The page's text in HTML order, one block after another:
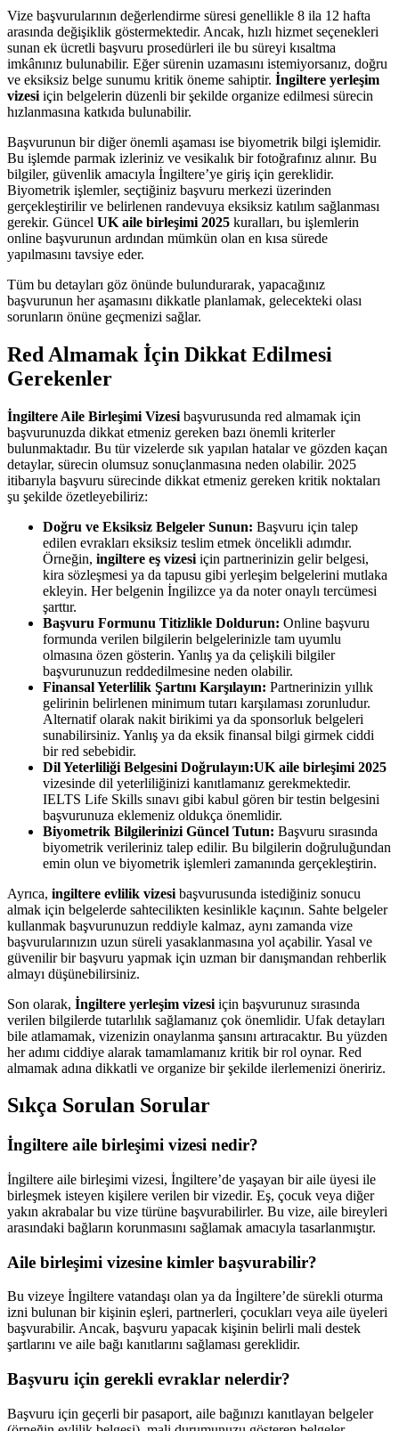
Vize başvurularının değerlendirme süresi genellikle 8 ila 12 hafta
arasında değişiklik göstermektedir. Ancak, hızlı hizmet seçenekleri
sunan ek ücretli başvuru prosedürleri ile bu süreyi kısaltma
imkânınız bulunabilir. Eğer sürenin uzamasını istemiyorsanız, doğru
ve eksiksiz belge sunumu kritik öneme sahiptir. İngiltere yerleşim
vizesi için belgelerin düzenli bir şekilde organize edilmesi sürecin
hızlanmasına katkıda bulunabilir.
Başvurunun bir diğer önemli aşaması ise biyometrik bilgi işlemidir.
Bu işlemde parmak izleriniz ve vesikalık bir fotoğrafınız alınır. Bu
bilgiler, güvenlik amacıyla İngiltere’ye giriş için gereklidir.
Biyometrik işlemler, seçtiğiniz başvuru merkezi üzerinden
gerçekleştirilir ve belirlenen randevuya eksiksiz katılım sağlanması
gerekir. Güncel UK aile birleşimi 2025 kuralları, bu işlemlerin
online başvurunun ardından mümkün olan en kısa sürede
yapılmasını tavsiye eder.
Tüm bu detayları göz önünde bulundurarak, yapacağınız
başvurunun her aşamasını dikkatle planlamak, gelecekteki olası
sorunların önüne geçmenizi sağlar.
Red Almamak İçin Dikkat Edilmesi
Gerekenler
İngiltere Aile Birleşimi Vizesi başvurusunda red almamak için
başvurunuzda dikkat etmeniz gereken bazı önemli kriterler
bulunmaktadır. Bu tür vizelerde sık yapılan hatalar ve gözden kaçan
detaylar, sürecin olumsuz sonuçlanmasına neden olabilir. 2025
itibarıyla başvuru sürecinde dikkat etmeniz gereken kritik noktaları
şu şekilde özetleyebiliriz:
Doğru ve Eksiksiz Belgeler Sunun: Başvuru için talep
edilen evrakları eksiksiz teslim etmek öncelikli adımdır.
Örneğin, ingiltere eş vizesi için partnerinizin gelir belgesi,
kira sözleşmesi ya da tapusu gibi yerleşim belgelerini mutlaka
ekleyin. Her belgenin İngilizce ya da noter onaylı tercümesi
şarttır.
Başvuru Formunu Titizlikle Doldurun: Online başvuru
formunda verilen bilgilerin belgelerinizle tam uyumlu
olmasına özen gösterin. Yanlış ya da çelişkili bilgiler
başvurunuzun reddedilmesine neden olabilir.
Finansal Yeterlilik Şartını Karşılayın: Partnerinizin yıllık
gelirinin belirlenen minimum tutarı karşılaması zorunludur.
Alternatif olarak nakit birikimi ya da sponsorluk belgeleri
sunabilirsiniz. Yanlış ya da eksik finansal bilgi girmek ciddi
bir red sebebidir.
Dil Yeterliliği Belgesini Doğrulayın:UK aile birleşimi 2025
vizesinde dil yeterliliğinizi kanıtlamanız gerekmektedir.
IELTS Life Skills sınavı gibi kabul gören bir testin belgesini
başvurunuza eklemeniz oldukça önemlidir.
Biyometrik Bilgilerinizi Güncel Tutun: Başvuru sırasında
biyometrik verileriniz talep edilir. Bu bilgilerin doğruluğundan
emin olun ve biyometrik işlemleri zamanında gerçekleştirin.
Ayrıca, ingiltere evlilik vizesi başvurusunda istediğiniz sonucu
almak için belgelerde sahtecilikten kesinlikle kaçının. Sahte belgeler
kullanmak başvurunuzun reddiyle kalmaz, aynı zamanda vize
başvurularınızın uzun süreli yasaklanmasına yol açabilir. Yasal ve
güvenilir bir başvuru yapmak için uzman bir danışmandan rehberlik
almayı düşünebilirsiniz.
Son olarak, İngiltere yerleşim vizesi için başvurunuz sırasında
verilen bilgilerde tutarlılık sağlamanız çok önemlidir. Ufak detayları
bile atlamamak, vizenizin onaylanma şansını artıracaktır. Bu yüzden
her adımı ciddiye alarak tamamlamanız kritik bir rol oynar. Red
almamak adına dikkatli ve organize bir şekilde ilerlemenizi öneririz.
Sıkça Sorulan Sorular
İngiltere aile birleşimi vizesi nedir?
İngiltere aile birleşimi vizesi, İngiltere’de yaşayan bir aile üyesi ile
birleşmek isteyen kişilere verilen bir vizedir. Eş, çocuk veya diğer
yakın akrabalar bu vize türüne başvurabilirler. Bu vize, aile bireyleri
arasındaki bağların korunmasını sağlamak amacıyla tasarlanmıştır.
Aile birleşimi vizesine kimler başvurabilir?
Bu vizeye İngiltere vatandaşı olan ya da İngiltere’de sürekli oturma
izni bulunan bir kişinin eşleri, partnerleri, çocukları veya aile üyeleri
başvurabilir. Ancak, başvuru yapacak kişinin belirli mali destek
şartlarını ve aile bağı kanıtlarını sağlaması gereklidir.
Başvuru için gerekli evraklar nelerdir?
Başvuru için geçerli bir pasaport, aile bağınızı kanıtlayan belgeler